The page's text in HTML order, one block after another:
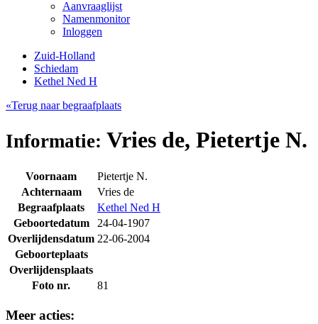
Aanvraaglijst
Namenmonitor
Inloggen
Zuid-Holland
Schiedam
Kethel Ned H
«Terug naar begraafplaats
Informatie: Vries de, Pietertje N.
Voornaam
Pietertje N.
Achternaam
Vries de
Begraafplaats
Kethel Ned H
Geboortedatum
24-04-1907
Overlijdensdatum 22-06-2004
Geboorteplaats
Overlijdensplaats
Foto nr.
81
Meer acties: